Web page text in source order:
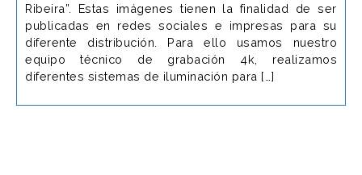
Ribeira”. Estas imágenes tienen la finalidad de ser
publicadas en redes sociales e impresas para su
diferente distribución. Para ello usamos nuestro
equipo técnico de grabación 4k, realizamos
diferentes sistemas de iluminación para […]